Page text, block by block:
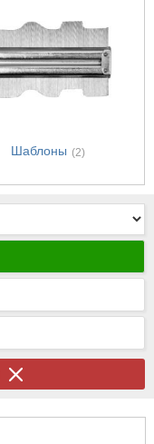
Шаблоны (2)